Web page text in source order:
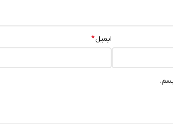
ایمیل*